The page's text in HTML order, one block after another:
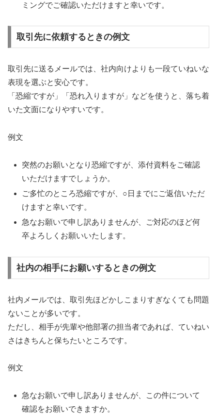
ミングでご確認いただけますと幸いです。
取引先に依頼するときの例文
取引先に送るメールでは、社内向けよりも一段ていねいな
表現を選ぶと安心です。
「恐縮ですが」「恐れ入りますが」などを使うと、落ち着
いた文面になりやすいです。
例文
突然のお願いとなり恐縮ですが、添付資料をご確認
いただけますでしょうか。
ご多忙のところ恐縮ですが、○日までにご返信いただ
けますと幸いです。
急なお願いで申し訳ありませんが、ご対応のほど何
卒よろしくお願いいたします。
社内の相手にお願いするときの例文
社内メールでは、取引先ほどかしこまりすぎなくても問題
ないことが多いです。
ただし、相手が先輩や他部署の担当者であれば、ていねい
さはきちんと保ちたいところです。
例文
急なお願いで申し訳ありませんが、この件について
確認をお願いできますか。